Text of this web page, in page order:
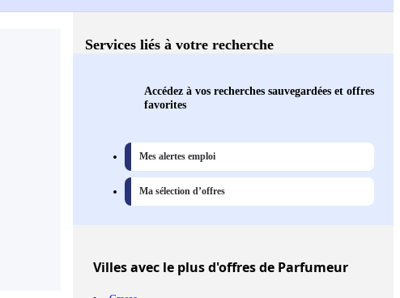
Services liés à votre recherche
Accédez à vos recherches sauvegardées et offres
favorites
Mes alertes emploi
Ma sélection d’offres
Villesavec le plus d'offres de Parfumeur